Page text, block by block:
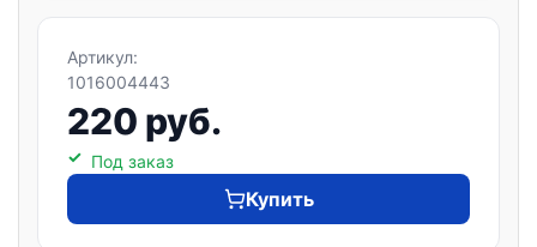
Артикул:
1016004443
220 руб.
Под заказ
Купить